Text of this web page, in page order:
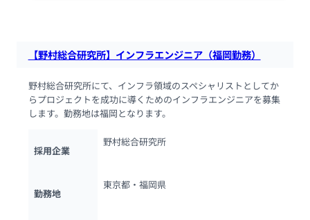
【野村総合研究所】インフラエンジニア（福岡勤務）
野村総合研究所にて、インフラ領域のスペシャリストとしてか
らプロジェクトを成功に導くためのインフラエンジニアを募集
します。勤務地は福岡となります。
採用企業
野村総合研究所
勤務地
東京都・福岡県